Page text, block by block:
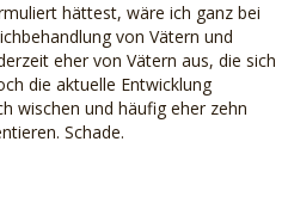
hättest, wäre ich ganz bei
von Vätern und
eher von Vätern aus, die sich
die aktuelle Entwicklung
wischen und häufig eher zehn
Schade.